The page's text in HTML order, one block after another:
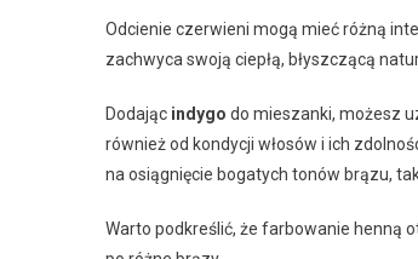
Odcienie czerwieni mogą mieć różną
zachwyca swoją ciepłą, błyszczącą
Dodając indygo do mieszanki, możesz
również od kondycji włosów i ich
na osiągnięcie bogatych tonów brązu,
Warto podkreślić, że farbowanie henną